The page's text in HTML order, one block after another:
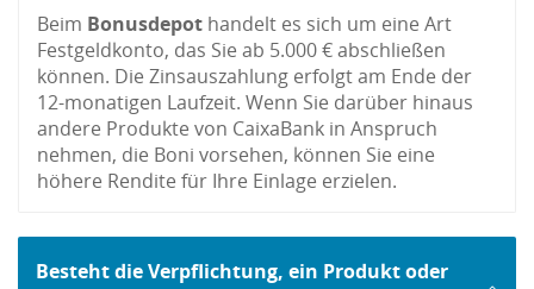
Beim Bonusdepot handelt es sich um eine Art
Festgeldkonto, das Sie ab 5.000 € abschließen
können. Die Zinsauszahlung erfolgt am Ende der
12-monatigen Laufzeit. Wenn Sie darüber hinaus
andere Produkte von CaixaBank in Anspruch
nehmen, die Boni vorsehen, können Sie eine
höhere Rendite für Ihre Einlage erzielen.
Besteht die Verpflichtung, ein Produkt oder